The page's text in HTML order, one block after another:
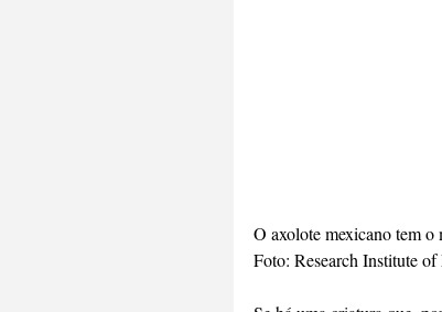
O axolote mexicano tem
Foto: Research Institute